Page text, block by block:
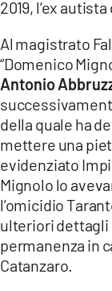
2019, l’ex autista
Al magistrato
“Domenico
Antonio
della quale ha
mettere una
evidenziato
Mignolo lo
l’omicidio
ulteriori dettagli
permanenza in
Catanzaro.